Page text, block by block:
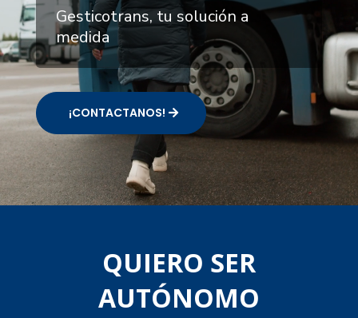
Gesticotrans, tu solución a
medida
¡CONTACTANOS!
QUIERO SER
AUTÓNOMO